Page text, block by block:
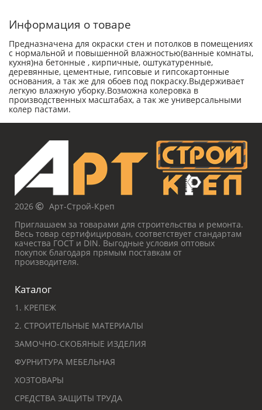
Информация о товаре
Предназначена для окраски стен и потолков в помещениях
с нормальной и повышенной влажностью(ванные комнаты,
кухня)на бетонные , кирпичные, оштукатуренные,
деревянные, цементные, гипсовые и гипсокартонные
основания, а так же для обоев под покраску.Выдерживает
легкую влажную уборку.Возможна колеровка в
производственных масштабах, а так же универсальными
колер пастами.
2026
Арт-Строй-Креп
Приглашаем за товарами для строительства и ремонта.
Весь товар сертифицирован, соответствует стандартам
качества ГОСТ и DIN. Выгодные условия оптовых
покупок благодаря прямым поставкам от
производителя.
Каталог
1. КРЕПЕЖ
2. СТРОИТЕЛЬНЫЕ МАТЕРИАЛЫ
ЗАМОЧНО-СКОБЯНЫЕ ИЗДЕЛИЯ
ФУРНИТУРА МЕБЕЛЬНАЯ
ХОЗТОВАРЫ
СРЕДСТВА ЗАЩИТЫ ТРУДА